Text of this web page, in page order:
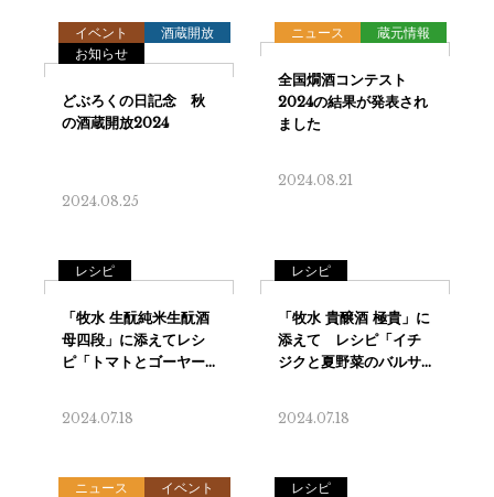
イベント
酒蔵開放
お知らせ
2024.08.25
ニュース 蔵元情報
2024.08.21
レシピ
2024.07.18
レシピ
2024.07.18
ニュース
イベント
レシピ